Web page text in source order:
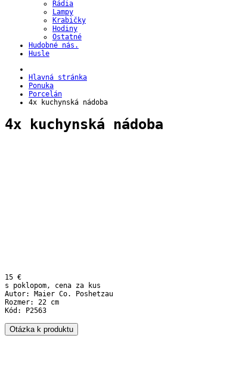
Rádia
Lampy
Krabičky
Hodiny
Ostatné
Hudobné nás.
Husle
Hlavná stránka
Ponuka
Porcelán
4x kuchynská nádoba
4x kuchynská nádoba
15 €
s poklopom, cena za kus
Autor: Maier Co. Poshetzau
Rozmer: 22 cm
Kód: P2563
Otázka k produktu